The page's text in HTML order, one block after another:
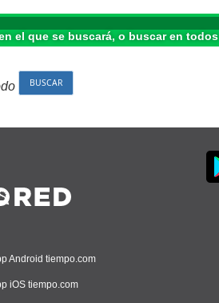
el que se buscará, o buscar en todos
Android tiempo.com
iOS tiempo.com